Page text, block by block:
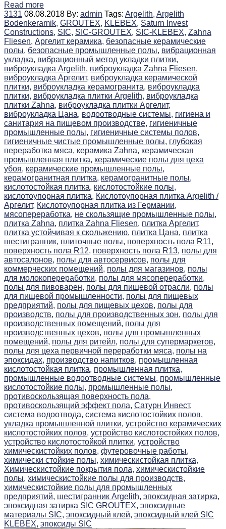
Read more
3131 08.08.2018 By: admin Tags: Argelith, Argelith
Bodenkeramik, GROUTEX, KLEBEX, Saturn Invest
Constructions, SIC, SIC-GROUTEX, SIC-KLEBEX, Zahna
Fliesen, Аргелит керамика, безопасные керамические
полы, безопасные промышленные полы, вибрационная
укладка, вибрационный метод укладки плитки,
виброукладка Argelith, виброукладка Zahna Fliesen,
виброукладка Аргелит, виброукладка керамической
плитки, виброукладка керамогранита, виброукладка
плитки, виброукладка плитки Argelith, виброукладка
плитки Zahna, виброукладка плитки Аргелит,
виброукладка Цана, водоотводные системы, гигиена и
санитария на пищевом производстве, гигиеничные
промышленные полы, гигиеничные системы полов,
гигиеничные чистые промышленные полы, глубокая
переработка мяса, керамика Zahna, керамическая
промышленная плитка, керамические полы для цеха
убоя, керамические промышленные полы,
керамогранитная плитка, керамогранитные полы,
кислотостойкая плитка, кислотостойкие полы,
кислотоупорная плитка, Кислотоупорная плитка Argelith /
Аргелит, Кислотоупорная плитка из Германии,
мясопереработка, не скользящие промышленные полы,
плитка Zahna, плитка Zahna Fliesen, плитка Аргелит,
плитка устойчивая к скольжению, плитка Цана, плитка
шестигранник, плиточные полы, поверхность пола R11,
поверхность пола R12, поверхность пола R13, полы для
автосалонов, полы для автосервисов, полы для
коммерческих помещений, полы для магазинов, полы
для молокопереработки, полы для мясопереработки,
полы для пивоварен, полы для пищевой отрасли, полы
для пищевой промышленности, полы для пищевых
предприятий, полы для пищевых цехов, полы для
производств, полы для производственных зон, полы для
производственных помещений, полы для
производственных цехов, полы для промышленных
помещений, полы для ритейл, полы для супермаркетов,
полы для цеха первичной переработки мяса, полы на
эпоксидах, производство напитков, промышленная
кислотостойкая плитка, промышленная плитка,
промышленные водоотводные системы, промышленные
кислотостойкие полы, промышленные полы,
противоскользящая поверхность пола,
противоскользящий эффект пола, Сатурн Инвест,
система водоотвода, система кислотостойких полов,
укладка промышленной плитки, устройство керамических
кислотостойких полов, устройство кислотостойких полов,
устройство кислотостойкой плитки, устройство
химическистойких полов, футеровочные работы,
химически стойкие полы, химическистойкая плитка,
Химическистойкие покрытия пола, химическистойкие
полы, химическистойкие полы для производств,
химическистойкие полы для промышленных
предприятий, шестигранник Argelith, эпоксидная затирка,
эпоксидная затирка SIC GROUTEX, эпоксидные
материалы SIC, эпоксидный клей, эпоксидный клей SIC
KLEBEX, эпоксиды SIC